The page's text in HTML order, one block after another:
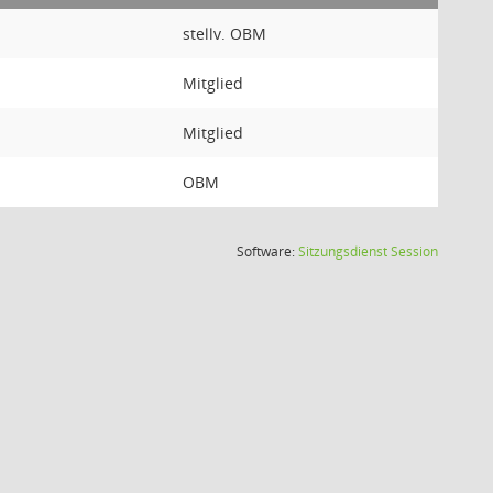
stellv. OBM
Mitglied
Mitglied
OBM
Software:SitzungsdienstSession(Wird in